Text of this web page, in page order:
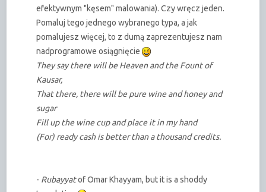
efektywnym "kęsem" malowania). Czy wręcz jeden.
Pomaluj tego jednego wybranego typa, a jak
pomalujesz więcej, to z dumą zaprezentujesz nam
nadprogramowe osiągnięcie
They say there will be Heaven and the Fount of
Kausar,
That there, there will be pure wine and honey and
sugar
Fill up the wine cup and place it in my hand
(For) ready cash is better than a thousand credits.
- Rubayyatof Omar Khayyam, but it is a shoddy